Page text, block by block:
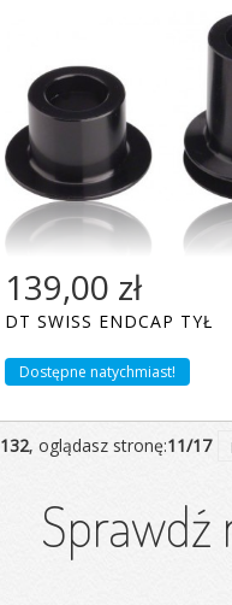
139,00 zł
DT SWISS ENDCAP TYŁ
Dostępne natychmiast!
132, oglądasz stronę:11/17
Sprawdź